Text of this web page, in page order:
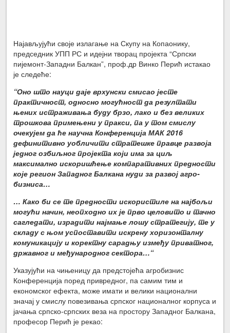
Најављујући своје излагање на Скупу на Копаонику,
председник УПП РС и идејни творац пројекта “Српски
пијемонт-Западни Балкан”, проф.др Винко Перић истакао
је следеће:
“Оно што науци даје врхунски смисао јесте
практичност, односно могућност да резултати
њених истраживања буду брзо, лако и без великих
трошкова примењени у пракси, па у том смислу
очекујем да ће научна Конференција МАК 2016
дефинитивно уобличити стратешке правце развоја
једног озбиљног пројекта који има за циљ
максимално искоришћење компаративних предности
које регион Западног Балкана нуди за развој агро-
бизниса…
… Како би се те предности искористиле на најбољи
могући начин, неопходно их је прво целовито и тачно
сагледати, израдити најмање лошу стратегију, те у
складу с њом успоставити искрену хоризонталну
комуникацију и коректну сарадњу између приватног,
државног и међународног сектора…“
Указујући на чињеницу да предстојећа агробизнис
Конференција поред привредног, па самим тим и
економског ефекта, може имати и велики национални
значај у смислу повезивања српског националног корпуса и
јачања српско-српских веза на простору Западног Балкана,
професор Перић је рекао: